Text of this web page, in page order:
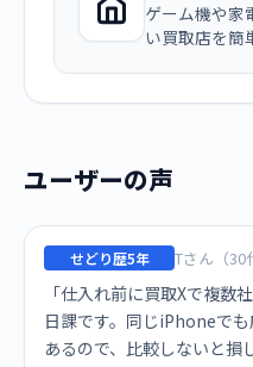
ゲーム機や家
い買取店を簡
ユーザーの声
せどり歴5年 Tさん（30
「仕入れ前に買取Xで複数
日課です。同じiPhoneで
あるので、比較しないと損